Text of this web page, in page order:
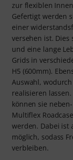
zur flexiblen
Gefertigt werden
einer
versehen ist.
und eine lange
Grids in
H5 (600mm).
Auswahl,
realisieren
können sie
Multiflex
werden. Dabei ist
möglich, sodass
verbleiben.